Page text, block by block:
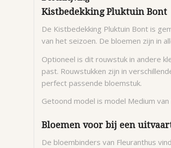
Kistbedekking Pluktuin Bont
De Kistbedekking Pluktuin Bont is
van het seizoen. De bloemen zijn in
Optioneel is dit rouwstuk in andere
past. Rouwstukken zijn in
perfect passende bloemstuk.
Getoond model is model Medium
Bloemen voor bij een
De bloembinders van Fleuranthus